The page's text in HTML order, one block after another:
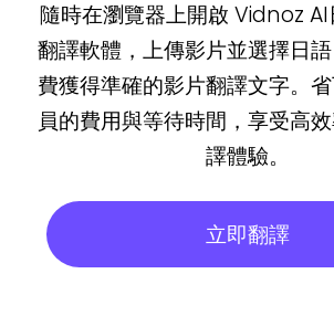
隨時在瀏覽器上開啟 Vidnoz
翻譯軟體，上傳影片並選擇日
費獲得準確的影片翻譯文字。
員的費用與等待時間，享受高
譯體驗。
立即翻譯